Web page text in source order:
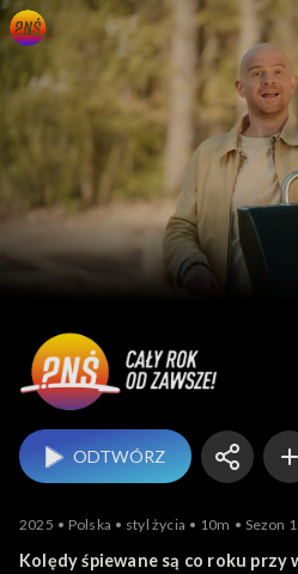
ODTWÓRZ
2025 Polska styl życia 10m Sezon
Kolędy śpiewane są co roku przy